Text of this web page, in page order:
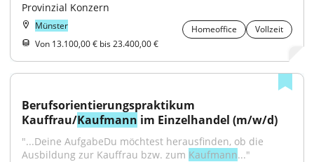
Provinzial Konzern
Münster Homeoffice
Vollzeit
Von 13.100,00 € bis 23.400,00 €
Berufsorientierungspraktikum
Kauffrau/Kaufmann im Einzelhandel (m/w/d)
"...Deine AufgabeDu möchtest herausfinden, ob die
Ausbildung zur Kauffrau bzw. zum Kaufmann..."